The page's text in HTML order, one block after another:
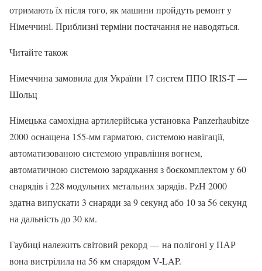
отримають їх після того, як машини пройдуть ремонт у
Німеччині. Приблизні терміни постачання не наводяться.
Читайте також
Німеччина замовила для України 17 систем ППО IRIS-T —
Шольц
Німецька самохідна артилерійська установка Panzerhaubitze
2000 оснащена 155-мм гарматою, системою навігації,
автоматизованою системою управління вогнем,
автоматичною системою заряджання з боєкомплектом у 60
снарядів і 228 модульних метальних зарядів. PzH 2000
здатна випускати 3 снаряди за 9 секунд або 10 за 56 секунд
на дальність до 30 км.
Гаубиці належить світовий рекорд — на полігоні у ПАР
вона вистрілила на 56 км снарядом V-LAP.